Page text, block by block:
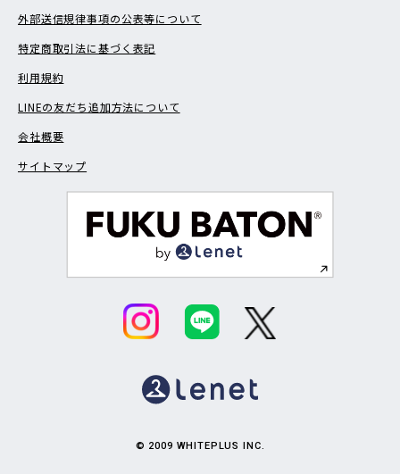
外部送信規律事項の公表等について
特定商取引法に基づく表記
利用規約
LINEの友だち追加方法について
会社概要
サイトマップ
© 2009 WHITEPLUS INC.